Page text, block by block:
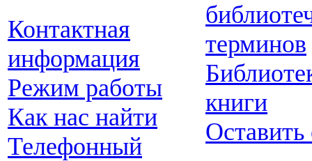
Контактная
информация
Режим работы
Как нас найти
Телефонный
терминов
книги
Оставить